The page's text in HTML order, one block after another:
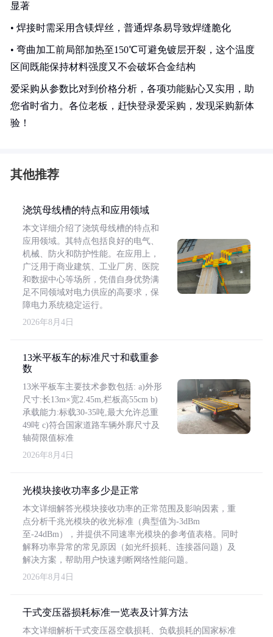
显著
• 焊接时需采用含镁焊丝，普通焊条易导致焊缝脆化
• 弯曲加工前局部加热至150℃可避免镀层开裂，这个温度
区间既能保持材料强度又不会破坏合金结构
爱采购从参数比对到价格分析，各项功能贴心又实用，助
您省时省力。各位老板，赶快登录爱采购，发现采购新体
验！
其他推荐
浇筑母线槽的特点和应用领域
本文详细介绍了浇筑母线槽的特点和
应用领域。其特点包括良好的电气、
机械、防火和防护性能。在应用上，
广泛用于商业建筑、工业厂房、医院
和数据中心等场所，凭借自身优势满
足不同领域对电力供应的高要求，保
障电力系统稳定运行。
2026年8月4日
13米平板车的标准尺寸和载重参
数
13米平板车主要技术参数包括: a)外形
尺寸:长13m×宽2.45m,栏板高55cm b)
承载能力:标载30-35吨,最大允许总重
49吨 c)符合国家道路车辆外廓尺寸及
轴荷限值标准
2026年8月4日
光模块接收功率多少是正常
本文详细解答光模块接收功率的正常范围及影响因素，重
点分析千兆光模块的收光标准（典型值为-3dBm
至-24dBm），并提供不同速率光模块的参考值表格。同时
解释功率异常的常见原因（如光纤损耗、连接器问题）及
解决方案，帮助用户快速判断网络性能问题。
2026年8月4日
干式变压器损耗标准一览表及计算方法
本文详细解析干式变压器空载损耗、负载损耗的国家标准